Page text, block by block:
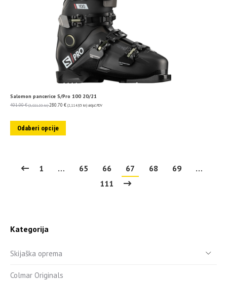
Salomon pancerice S/Pro 100 20/21
401.00€ (3,021.33 kn) 280.70 € (2,114.93 kn) uključ. PDV
Odaberi opcije
1 … 65 66 67 68 69
…
111
Kategorija
Skijaška oprema
Colmar Originals